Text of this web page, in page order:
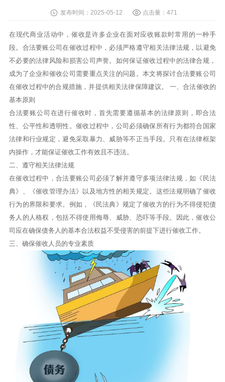
发布时间：2025-05-12 点击量：471
在现代商业活动中，催收是许多企业在面对应收账款时常用的一种手
段。合法要账公司在催收过程中，必须严格遵守相关法律法规，以避免
不必要的法律风险和损害公司声誉。如何保证催收过程中的法律合规，
成为了企业和催收公司需要重点关注的问题。本文将探讨合法要账公司
在催收过程中的合规措施，并提供相关法律保障建议。 一、合法催收的
基本原则
合法要账公司在进行催收时，首先需要遵循基本的法律原则，即合法
性、公平性和透明性。催收过程中，公司必须确保所有行为都符合国家
法律和行业规定，避免采取暴力、威胁等不正当手段。只有在法律框架
内操作，才能保证催收工作有效且不违法。
二、遵守相关法律法规
在催收过程中，合法要账公司必须了解并遵守多项法律法规，如《民法
典》、《催收管理办法》以及地方性的相关规定。这些法规明确了催收
行为的界限和要求。例如，《民法典》规定了催收方的行为不得侵犯债
务人的人格权，包括不得使用侮辱、威胁、恐吓等手段。因此，催收公
司应在确保债务人的基本合法权益不受侵害的前提下进行催收工作。
三、确保催收人员的专业素质